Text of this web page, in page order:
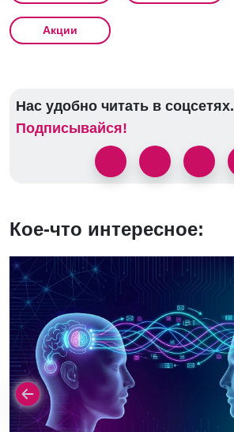
Акции
Нас удобно читать в соцсетях.
Подписывайся!
Кое-что интересное: